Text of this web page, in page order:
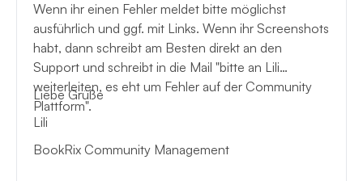
Wenn ihr einen Fehler meldet bitte möglichst
ausführlich und ggf. mit Links. Wenn ihr Screenshots
habt, dann schreibt am Besten direkt an den
Support und schreibt in die Mail "bitte an Lili
weiterleiten, es eht um Fehler auf der Community
Plattform".
Liebe Grüße
Lili
BookRix Community Management